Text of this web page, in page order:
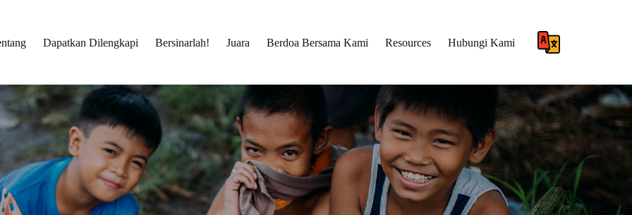
Dapatkan Dilengkapi Bersinarlah! Juara Berdoa Bersama Kami Resources Hubungi Kami